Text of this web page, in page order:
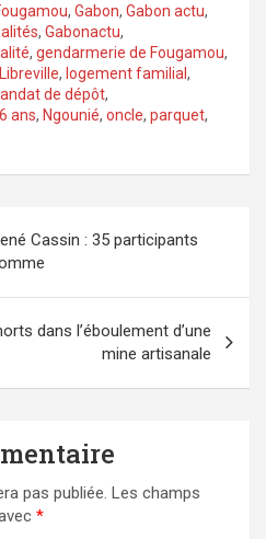
, Gabon, Gabon actu,
, Gabonactu,
, gendarmerie de Fougamou,
Libreville, logement familial ,
de dépôt,
ans, Ngounié, oncle, parquet,
Cassin : 35 participants
dans l’éboulement d’une
mine artisanale
pas publiée. Les champs
*